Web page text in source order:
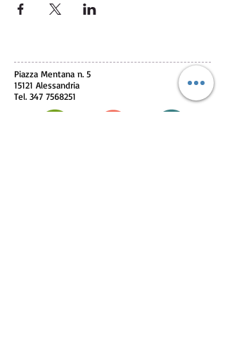
Piazza Mentana n. 5
15121 Alessandria
Tel. 347 7568251